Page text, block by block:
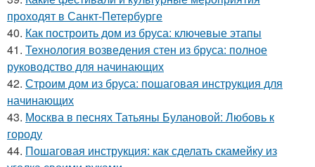
проходят в Санкт-Петербурге
40. Как построить дом из бруса: ключевые этапы
41. Технология возведения стен из бруса: полное
руководство для начинающих
42. Строим дом из бруса: пошаговая инструкция для
начинающих
43. Москва в песнях Татьяны Булановой: Любовь к
городу
44. Пошаговая инструкция: как сделать скамейку из